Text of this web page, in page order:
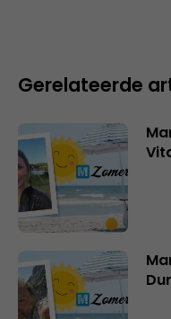
Gerelateerde